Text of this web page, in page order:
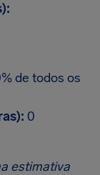
de todos os
0
estimativa